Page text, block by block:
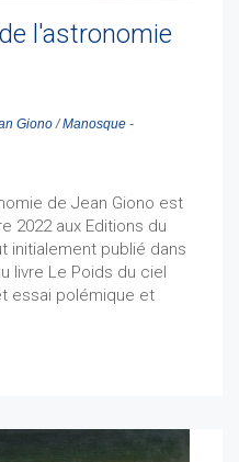
l'astronomie
Giono/Manosque -
de Jean Giono est
2022 aux Editions du
initialement publié dans
livre Le Poids du ciel
essai polémique et